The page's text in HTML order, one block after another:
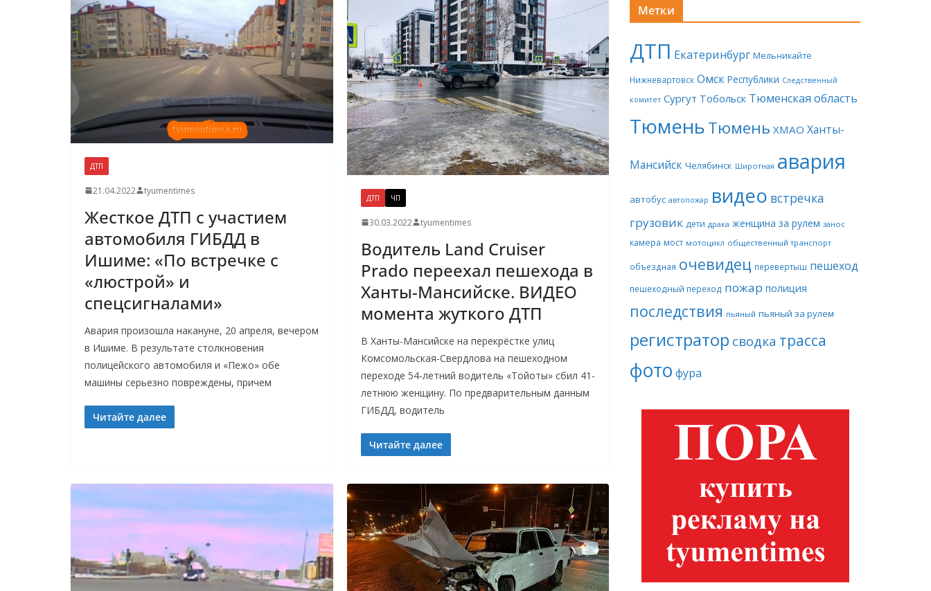
ДТП
21.04.2022 tyumentimes
Жесткое ДТП с участием
автомобиля ГИБДД в
Ишиме: «По встречке с
«люстрой» и
спецсигналами»
Авария произошла накануне, 20 апреля, вечером
в Ишиме. В результате столкновения
полицейского автомобиля и «Пежо» обе
машины серьезно повреждены, причем
Читайте далее
ДТП ЧП
30.03.2022 tyumentimes
Водитель Land Cruiser
Prado переехал пешехода в
Ханты-Мансийске. ВИДЕО
момента жуткого ДТП
В Ханты-Мансийске на перекрёстке улиц
Комсомольская-Свердлова на пешеходном
переходе 54-летний водитель «Тойоты» сбил 41-
летнюю женщину. По предварительным данным
ГИБДД, водитель
Читайте далее
Метки
ДТП Екатеринбург Мельникайте
Нижневартовск Омск Республики Следственный
комитет Сургут Тобольск Тюменская область
ТюменьТюмень ХМАО Ханты-
Мансийск Челябинск Широтная авария
автобус автопожар видео встречка
грузовик дети драка женщина за рулем занос
камера мост мотоцикл общественный транспорт
объездная очевидец перевертыш пешеход
пешеходный переход пожар полиция
последствия пьяный пьяный за рулем
регистратор сводка трасса
фото фура